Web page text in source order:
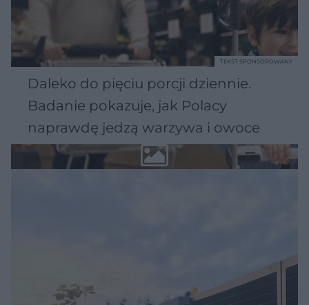
Daleko do pięciu porcji dziennie.
Badanie pokazuje, jak Polacy
naprawdę jedzą warzywa i owoce
TEKST SPONSOROWANY